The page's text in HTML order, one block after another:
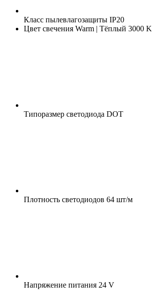
Класс пылевлагозащиты IP20
Цвет свечения Warm | Тёплый 3000 K
Типоразмер светодиода DOT
Плотность светодиодов 64 шт/м
Напряжение питания 24 V